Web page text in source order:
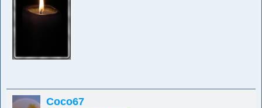
Coco67